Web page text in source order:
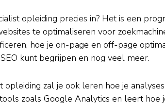
opleiding precies in? Het is een
te optimaliseren voor
hoe je on-page en off-page
kunt begrijpen en nog veel meer.
opleiding zal je ook leren hoe je
zoals Google Analytics en leert